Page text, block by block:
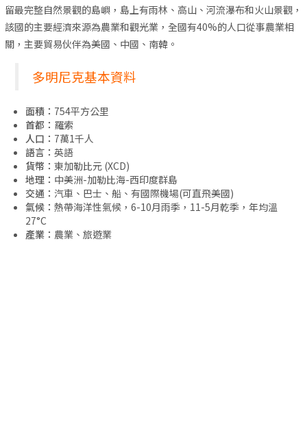
留最完整自然景觀的島嶼，島上有雨林、高山、河流瀑布和火山景觀，
該國的主要經濟來源為農業和觀光業，全國有40%的人口從事農業相
關，主要貿易伙伴為美國、中國、南韓。
多明尼克基本資料
面積： 754平方公里
首都： 羅索
人口： 7萬1千人
語言： 英語
貨幣： 東加勒比元 (XCD)
地理： 中美洲-加勒比海-西印度群島
交通： 汽車、巴士、船、有國際機場(可直飛美國)
氣候： 熱帶海洋性氣候，6-10月雨季，11-5月乾季，年均溫
27°C
產業： 農業、旅遊業